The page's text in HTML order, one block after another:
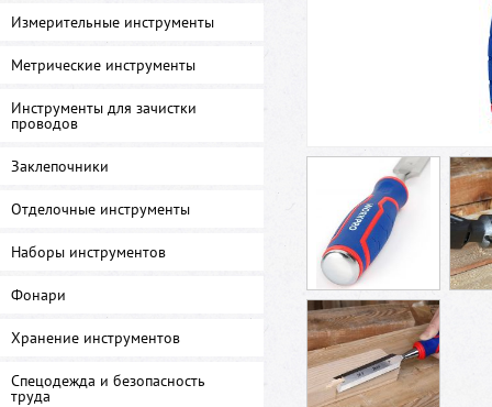
Измерительные инструменты
Метрические инструменты
Инструменты для зачистки
проводов
Заклепочники
Отделочные инструменты
Наборы инструментов
Фонари
Хранение инструментов
Спецодежда и безопасность
труда